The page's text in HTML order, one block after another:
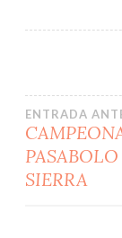
de
ENTRADA
SIERRA